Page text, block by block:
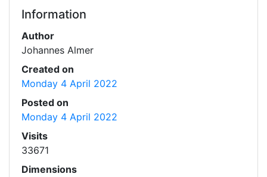
Information
Author
Johannes Almer
Created on
Monday 4 April 2022
Posted on
Monday 4 April 2022
Visits
33671
Dimensions